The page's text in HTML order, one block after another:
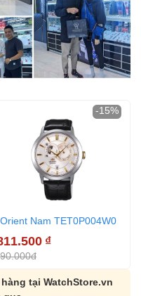
Orient Nam TET0P004W0
₫
-15%
tại WatchStore.vn